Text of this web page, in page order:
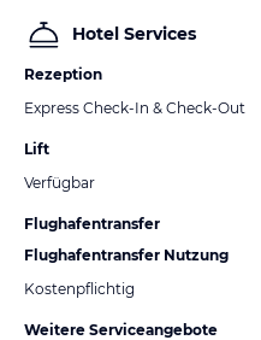
Hotel Services
Rezeption
Express Check-In & Check-Out
Lift
Verfügbar
Flughafentransfer
Flughafentransfer Nutzung
Kostenpflichtig
Weitere Serviceangebote